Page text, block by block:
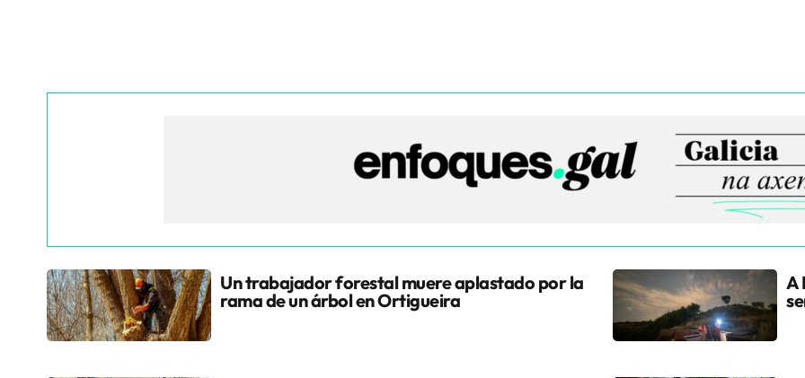
Un trabajador forestal muere aplastado por la
rama de un árbol en Ortigueira
A